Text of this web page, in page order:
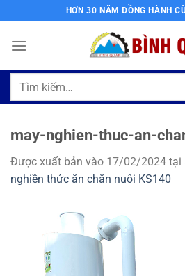
qua
nội
HƠN 30 NĂM ĐỒNG HÀNH
Tìm
may-nghien-thuc-an-
Được xuất bản vào 17/02/2024 tại
nghiền thức ăn chăn nuôi KS140